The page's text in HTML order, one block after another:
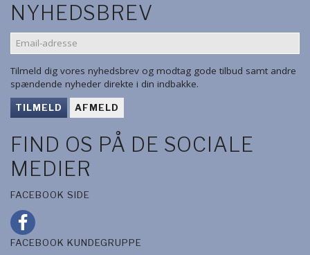
NYHEDSBREV
EMAIL-
ADRESSE
Tilmeld dig vores nyhedsbrev og modtag gode tilbud samt andre
spændende nyheder direkte i din indbakke.
TILMELD AFMELD
FIND OS PÅ DE SOCIALE
MEDIER
FACEBOOK SIDE
FACEBOOK KUNDEGRUPPE